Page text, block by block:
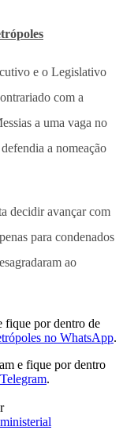
e o Legislativo
com a
a uma vaga no
a nomeação
decidir avançar com
para condenados
ao
fique por dentro de
no WhatsApp.
e fique por dentro
.